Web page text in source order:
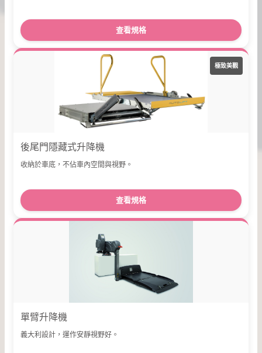
查看規格
極致美觀
後尾門隱藏式升降機
收納於車底，不佔車內空間與視野。
查看規格
單臂升降機
義大利設計，運作安靜視野好。